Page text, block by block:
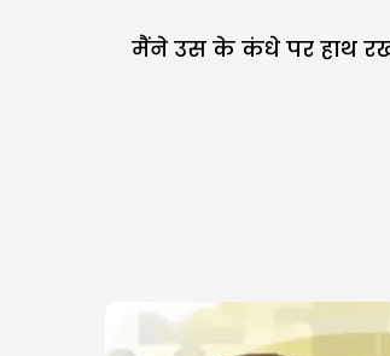
मैंने उस के कंधे पर हाथ